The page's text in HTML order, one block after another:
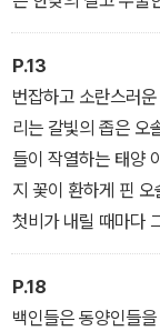
는 천둥소리와 번쩍
있었다. 끝내 그 구름
죄수처럼 펄펄 끓는
P.13
번잡하고 소란스러
리는 갈빛의 좁은 오
들이 작열하는 태양
지 꽃이 환하게 핀
첫비가 내릴 때마다
꽃을 심곤 했다.
P.18
백인들은 동양인들